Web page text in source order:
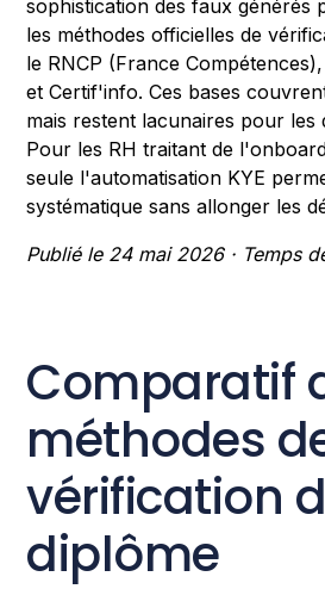
sophistication des faux générés
les méthodes officielles de
le RNCP (France
et Certif'info. Ces bases
mais restent lacunaires pour les
Pour les RH traitant de
seule l'automatisation KYE
systématique sans allonger les
Publié le 24 mai 2026 · Temps
Comparatif
méthodes
vérification
diplôme